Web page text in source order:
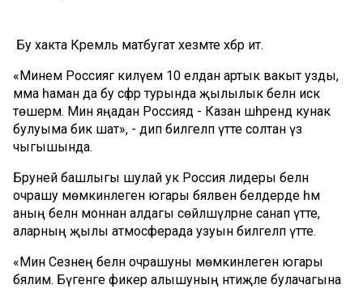
Бу хакта Кремль матбугат хезмәте хәбәр итә.
«Минем Россиягә килүемә 10 елдан артык вакыт узды,
әмма һаман да бу сәфәр турында җылылык белән искә
төшерәм. Мин яңадан Россиядә - Казан шәһәрендә кунак
булуыма бик шат», - дип билгеләп үтте солтан үз
чыгышында.
Бруней башлыгы шулай ук Россия лидеры белән
очрашу мөмкинлеген югары бәяләвен белдерде һәм
аның белән моннан алдагы сөйләшүләрне санап үтте,
аларның җылы атмосферада узуын билгеләп үтте.
«Мин Сезнең белән очрашуны мөмкинлеген югары
бәялим. Бүгенге фикер алышуның нәтиҗәле булачагына